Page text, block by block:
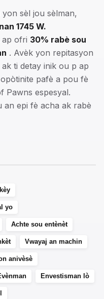
yon sèl jou sèlman,
1745 W.
ap ofri 30% rabè sou
. Avèk yon repitasyon
ti detay inik ou p ap
pafè a pou fè
Pawns espesyal.
an epi fè acha ak rabè
yo
Achte sou entènèt
Vwayaj an machin
anivèsè
Envestisman lò